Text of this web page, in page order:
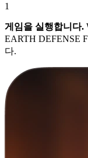
1
게임을 실행합니다.
EARTH DEFENSE
다.